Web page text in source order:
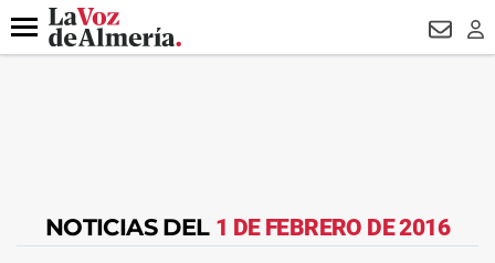
DESTACADO
Menú
NOTICIAS DEL 1 DE FEBRERO DE 2016